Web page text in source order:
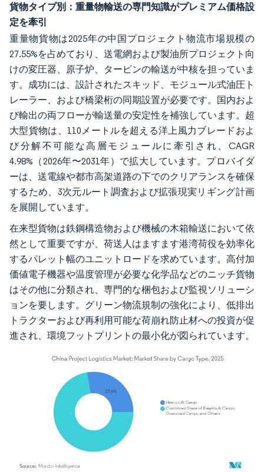
貨物タイプ別：重量物輸送の専門知識がプレミアム価格設
定を牽引
重量物貨物は2025年の中国プロジェクト物流市場規模の
27.55%を占めており、送電網および製油所プロジェクト向
けの変圧器、原子炉、タービンの輸送が中核を担っていま
す。成功には、設計されたスキッド、モジュール式油圧ト
レーラー、および橋梁桁の同期設置が必要です。国内およ
び輸出の両フローが輸送量の安定性を補強しています。超
大型貨物は、110メートルを超える洋上風力ブレードおよ
び分解不可能な高層モジュールに牽引され、CAGR
4.98%（2026年〜2031年）で拡大しています。プロバイダ
ーは、送電線や都市高架道路の下でのクリアランスを確保
するため、3次元ルート調査および拡張現実リギング計画
を展開しています。
在来型貨物は鉄鋼構造物および機械の木箱輸送において依
然として重要ですが、荷送人はますます港湾荷役を効率化
するパレット幅のユニットロードを求めています。高付加
価値電子機器や温度管理が必要な化学品などのニッチ貨物
はその他に分類され、専門的な梱包および監視ソリューシ
ョンを要します。グリーン物流規制の強化により、低排出
トラクターおよび再利用可能な荷崩れ防止材への投資が促
進され、環境フットプリントの最小化が図られています。